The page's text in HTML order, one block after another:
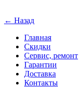
← Назад
Главная
Скидки
Сервис, ремонт
Гарантии
Доставка
Контакты